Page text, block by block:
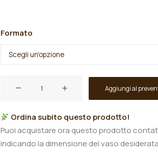
Formato
Ring"
quantità
Aggiungi al
Ordina subito questo prodotto!
Puoi acquistare ora questo prodotto
indicando la dimensione del vaso